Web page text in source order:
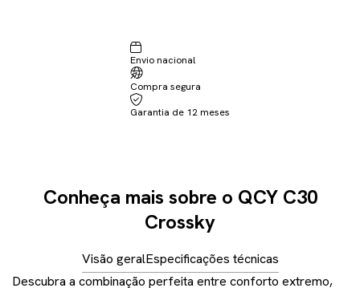
Envio nacional
Compra segura
Garantia de 12 meses
Conheça mais sobre o QCY C30
Crossky
Visão geralEspecificações técnicas
Descubra a combinação perfeita entre conforto extremo,